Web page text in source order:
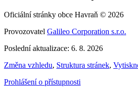
Oficiální stránky obce Havraň © 2026
Provozovatel Galileo Corporation s.r.o.
Poslední aktualizace: 6. 8. 2026
Změna vzhledu, Struktura stránek,
Prohlášení o přístupnosti